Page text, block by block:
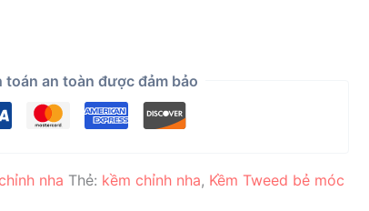
toán an toàn được đảm bảo
nha Thẻ: kềm chỉnh nha, Kềm Tweed bẻ móc